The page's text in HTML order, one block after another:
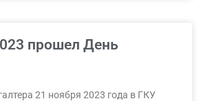
прошел День
21 ноября 2023 года в ГКУ